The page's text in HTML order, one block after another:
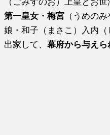
第一皇女・梅宮 （うめの
娘・和子（まさこ）入内
出家して、幕府から与えら